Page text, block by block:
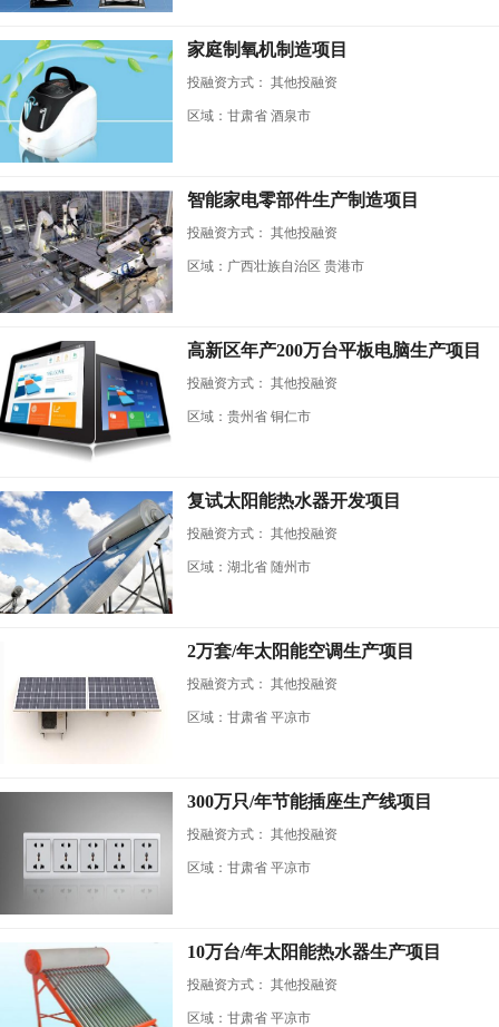
家庭制氧机制造项目
投融资方式： 其他投融资
区域：甘肃省 酒泉市
智能家电零部件生产制造项目
投融资方式： 其他投融资
区域：广西壮族自治区 贵港市
高新区年产200万台平板电脑生产项目
投融资方式： 其他投融资
区域：贵州省 铜仁市
复试太阳能热水器开发项目
投融资方式： 其他投融资
区域：湖北省 随州市
2万套/年太阳能空调生产项目
投融资方式： 其他投融资
区域：甘肃省 平凉市
300万只/年节能插座生产线项目
投融资方式： 其他投融资
区域：甘肃省 平凉市
10万台/年太阳能热水器生产项目
投融资方式： 其他投融资
区域：甘肃省 平凉市